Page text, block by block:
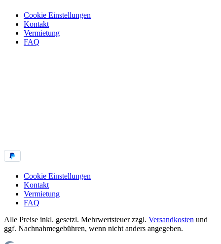
Cookie Einstellungen
Kontakt
Vermietung
FAQ
Cookie Einstellungen
Kontakt
Vermietung
FAQ
Alle Preise inkl. gesetzl. Mehrwertsteuer zzgl. Versandkosten und
ggf. Nachnahmegebühren, wenn nicht anders angegeben.